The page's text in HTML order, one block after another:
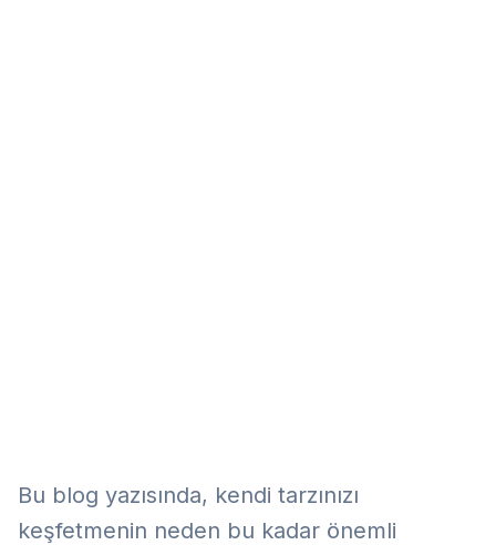
Bu blog yazısında, kendi tarzınızı
keşfetmenin neden bu kadar önemli